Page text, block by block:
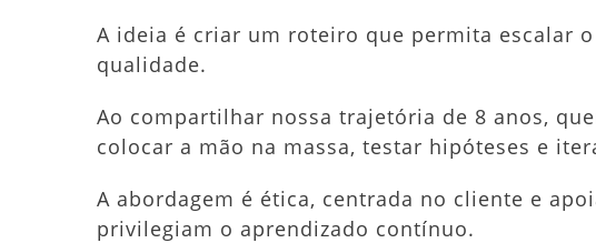
A ideia é criar um roteiro que permita escalar o
qualidade.
Ao compartilhar nossa trajetória de 8 anos,
colocar a mão na massa, testar hipóteses e
A abordagem é ética, centrada no cliente e
privilegiam o aprendizado contínuo.